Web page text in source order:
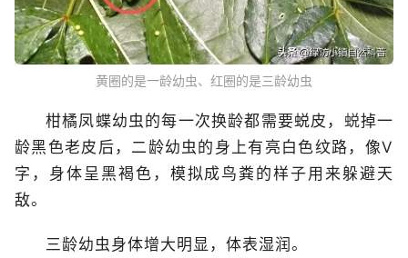
黄圈的是一龄幼虫、红圈的是三龄幼虫
柑橘凤蝶幼虫的每一次换龄都需要蜕皮， 蜕掉一
龄黑色老皮后，二龄幼虫的身上有亮白色纹路，像V
字，身体呈黑褐色，模拟成鸟粪的样子用来躲避天
敌。
三龄幼虫身体增大明显，体表湿润。